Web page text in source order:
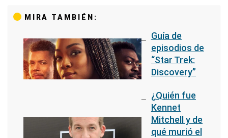
MIRA TAMBIÉN:
Guía de
episodios de
“Star Trek:
Discovery”
¿Quién fue
Kennet
Mitchell y de
qué murió el